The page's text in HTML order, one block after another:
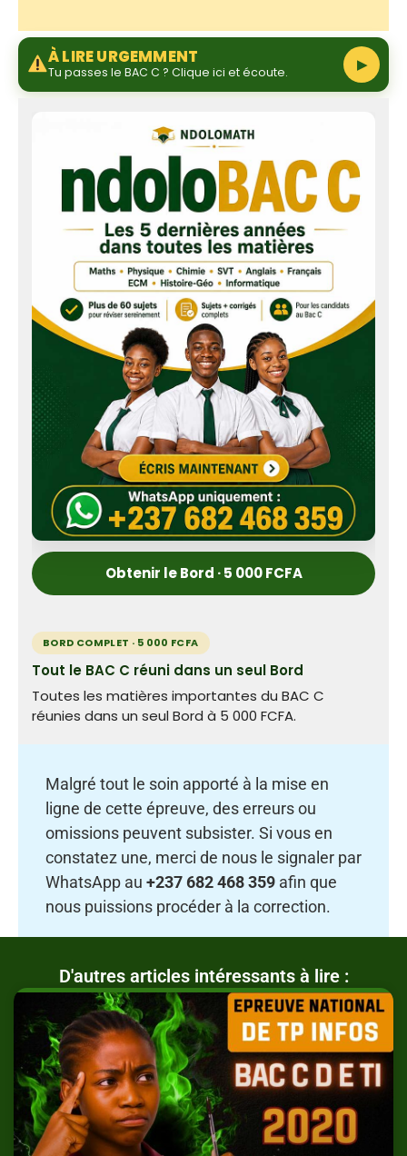
À LIRE URGEMMENT
Tu passes le BAC C ? Clique ici et écoute. ▶
Obtenir le Bord · 5 000 FCFA
BORD COMPLET · 5 000 FCFA
Tout le BAC C réuni dans un seul Bord
Toutes les matières importantes du BAC C
réunies dans un seul Bord à 5 000 FCFA.
Malgré tout le soin apporté à la mise en
ligne de cette épreuve, des erreurs ou
omissions peuvent subsister. Si vous en
constatez une, merci de nous le signaler par
WhatsApp au +237 682 468 359 afin que
nous puissions procéder à la correction.
D'autres articles intéressants à lire :